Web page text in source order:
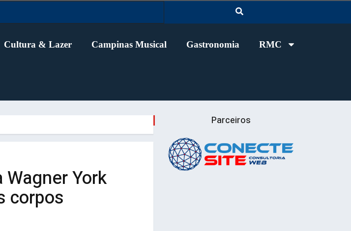
Cultura & Lazer Campinas Musical Gastronomia RMC
York
corpos
Parceiros